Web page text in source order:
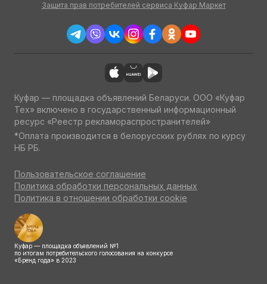
Защита прав потребителей сервиса Куфар Маркет
Куфар — площадка объявлений Беларуси. ООО «Куфар
Тех» включено в государственный информационный
ресурс «Реестр рекламораспространителей»
*Оплата производится в белорусских рублях по курсу
НБ РБ.
Пользовательское соглашение
Политика обработки персональных данных
Политика в отношении обработки cookie
Куфар — площадка объявлений №1
по итогам потребительского голосования на конкурсе
«Бренд года» в 2023